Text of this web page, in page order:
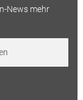
News mehr